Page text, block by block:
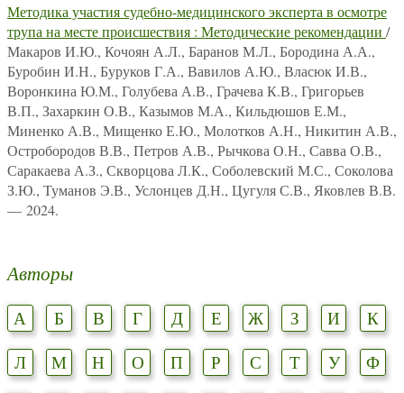
Методика участия судебно-медицинского эксперта в осмотре
трупа на месте происшествия : Методические рекомендации /
Макаров И.Ю., Кочоян А.Л., Баранов М.Л., Бородина А.А.,
Буробин И.Н., Буруков Г.А., Вавилов А.Ю., Власюк И.В.,
Воронкина Ю.М., Голубева А.В., Грачева К.В., Григорьев
В.П., Захаркин О.В., Казымов М.А., Кильдюшов Е.М.,
Миненко А.В., Мищенко Е.Ю., Молотков А.Н., Никитин А.В.,
Остробородов В.В., Петров А.В., Рычкова О.Н., Савва О.В.,
Саракаева А.З., Скворцова Л.К., Соболевский М.С., Соколова
З.Ю., Туманов Э.В., Услонцев Д.Н., Цугуля С.В., Яковлев В.В.
— 2024.
Авторы
А Б В Г Д Е Ж З И
К
Л
М Н О П Р С Т У
Ф